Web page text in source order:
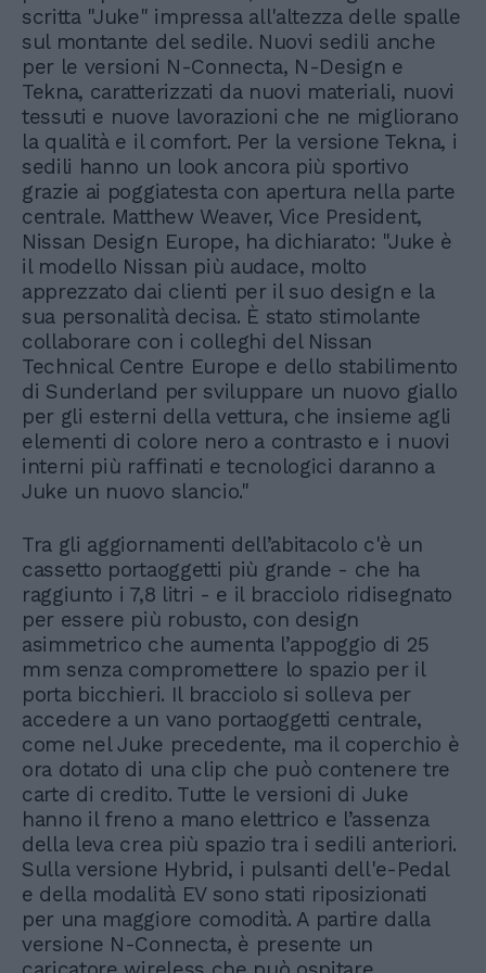
scritta "Juke" impressa all'altezza delle spalle
sul montante del sedile. Nuovi sedili anche
per le versioni N-Connecta, N-Design e
Tekna, caratterizzati da nuovi materiali, nuovi
tessuti e nuove lavorazioni che ne migliorano
la qualità e il comfort. Per la versione Tekna, i
sedili hanno un look ancora più sportivo
grazie ai poggiatesta con apertura nella parte
centrale. Matthew Weaver, Vice President,
Nissan Design Europe, ha dichiarato: "Juke è
il modello Nissan più audace, molto
apprezzato dai clienti per il suo design e la
sua personalità decisa. È stato stimolante
collaborare con i colleghi del Nissan
Technical Centre Europe e dello stabilimento
di Sunderland per sviluppare un nuovo giallo
per gli esterni della vettura, che insieme agli
elementi di colore nero a contrasto e i nuovi
interni più raffinati e tecnologici daranno a
Juke un nuovo slancio."
Tra gli aggiornamenti dell’abitacolo c'è un
cassetto portaoggetti più grande - che ha
raggiunto i 7,8 litri - e il bracciolo ridisegnato
per essere più robusto, con design
asimmetrico che aumenta l’appoggio di 25
mm senza compromettere lo spazio per il
porta bicchieri. Il bracciolo si solleva per
accedere a un vano portaoggetti centrale,
come nel Juke precedente, ma il coperchio è
ora dotato di una clip che può contenere tre
carte di credito. Tutte le versioni di Juke
hanno il freno a mano elettrico e l’assenza
della leva crea più spazio tra i sedili anteriori.
Sulla versione Hybrid, i pulsanti dell'e-Pedal
e della modalità EV sono stati riposizionati
per una maggiore comodità. A partire dalla
versione N-Connecta, è presente un